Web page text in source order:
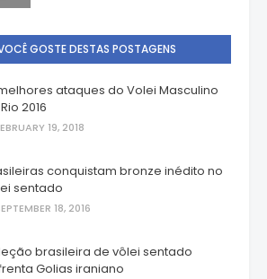
GOSTE DESTAS POSTAGENS
ataques do Volei Masculino
2016
19, 2018
conquistam bronze inédito no
sentado
18, 2016
brasileira de vôlei sentado
Golias iraniano